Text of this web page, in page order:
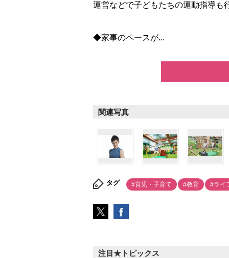
運営などで子どもたちの運動指導も
◆家事のペースが...
関連写真
タグ #育児・子育て #教育 #ライ
注目★トピックス